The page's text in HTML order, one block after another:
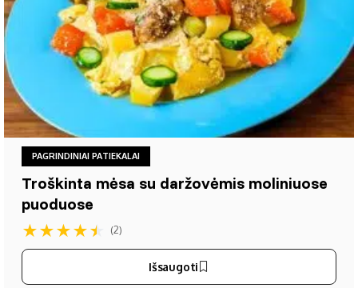
PAGRINDINIAI PATIEKALAI
Troškinta mėsa su daržovėmis moliniuose
puoduose
★★★★★ (2)
Išsaugoti